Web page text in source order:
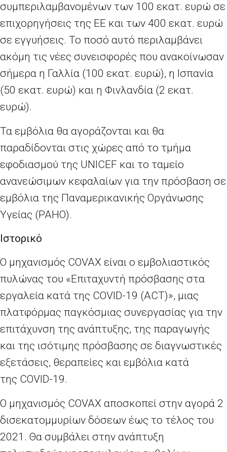
συμπεριλαμβανομένων των 100 εκατ. ευρώ σε
επιχορηγήσεις της ΕΕ και των 400 εκατ. ευρώ
σε εγγυήσεις. Το ποσό αυτό περιλαμβάνει
ακόμη τις νέες συνεισφορές που ανακοίνωσαν
σήμερα η Γαλλία (100 εκατ. ευρώ), η Ισπανία
(50 εκατ. ευρώ) και η Φινλανδία (2 εκατ.
ευρώ).
Τα εμβόλια θα αγοράζονται και θα
παραδίδονται στις χώρες από το τμήμα
εφοδιασμού της UNICEF και το ταμείο
ανανεώσιμων κεφαλαίων για την πρόσβαση σε
εμβόλια της Παναμερικανικής Οργάνωσης
Υγείας (PAHO).
Ιστορικό
Ο μηχανισμός COVAX είναι ο εμβολιαστικός
πυλώνας του «Επιταχυντή πρόσβασης στα
εργαλεία κατά της COVID-19 (ACT)», μιας
πλατφόρμας παγκόσμιας συνεργασίας για την
επιτάχυνση της ανάπτυξης, της παραγωγής
και της ισότιμης πρόσβασης σε διαγνωστικές
εξετάσεις, θεραπείες και εμβόλια κατά
της COVID-19.
Ο μηχανισμός COVAX αποσκοπεί στην αγορά 2
δισεκατομμυρίων δόσεων έως το τέλος του
2021. Θα συμβάλει στην ανάπτυξη